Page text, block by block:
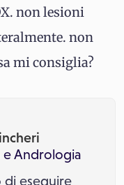
non lesioni
non
mi consiglia?
eAndrologia
di eseguire